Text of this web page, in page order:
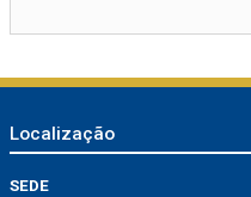
Localização
SEDE